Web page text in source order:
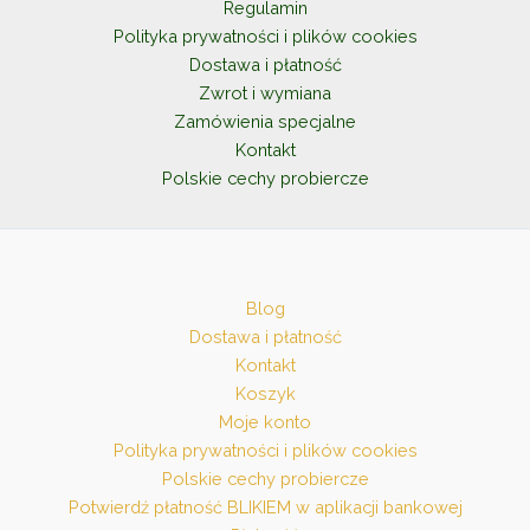
stronie
produktu
Regulamin
Polityka prywatności i plików cookies
Dostawa i płatność
Zwrot i wymiana
Zamówienia specjalne
Kontakt
Polskie cechy probiercze
Blog
Dostawa i płatność
Kontakt
Koszyk
Moje konto
Polityka prywatności i plików cookies
Polskie cechy probiercze
Potwierdź płatność BLIKIEM w aplikacji bankowej